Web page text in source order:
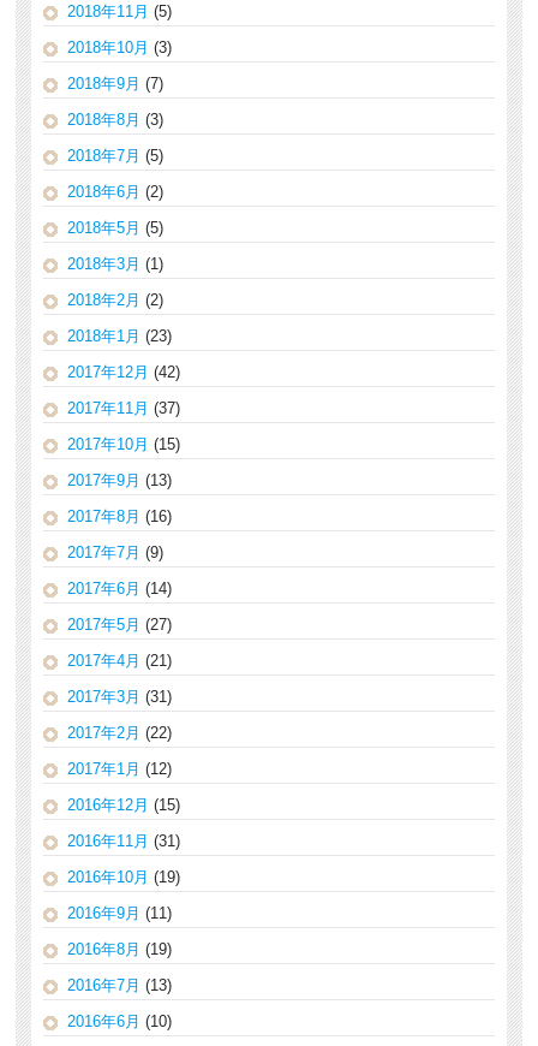
2018年11月 (5)
2018年10月 (3)
2018年9月 (7)
2018年8月 (3)
2018年7月 (5)
2018年6月 (2)
2018年5月 (5)
2018年3月 (1)
2018年2月 (2)
2018年1月 (23)
2017年12月 (42)
2017年11月 (37)
2017年10月 (15)
2017年9月 (13)
2017年8月 (16)
2017年7月 (9)
2017年6月 (14)
2017年5月 (27)
2017年4月 (21)
2017年3月 (31)
2017年2月 (22)
2017年1月 (12)
2016年12月 (15)
2016年11月 (31)
2016年10月 (19)
2016年9月 (11)
2016年8月 (19)
2016年7月 (13)
2016年6月 (10)